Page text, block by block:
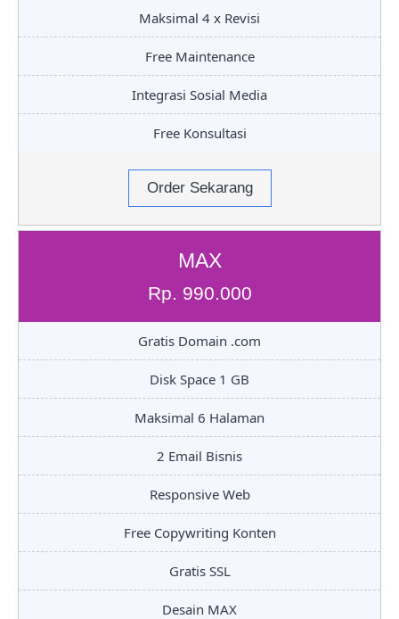
Maksimal 4 x Revisi
Free Maintenance
Integrasi Sosial Media
Free Konsultasi
Order Sekarang
MAX
Rp. 990.000
Gratis Domain .com
Disk Space 1 GB
Maksimal 6 Halaman
2 Email Bisnis
Responsive Web
Free Copywriting Konten
Gratis SSL
Desain MAX